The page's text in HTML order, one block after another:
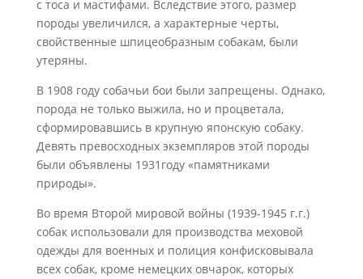
с тоса и мастифами. Вследствие этого, размер
породы увеличился, а характерные черты,
свойственные шпицеобразным собакам, были
утеряны.
В 1908 году собачьи бои были запрещены. Однако,
порода не только выжила, но и процветала,
сформировавшись в крупную японскую собаку.
Девять превосходных экземпляров этой породы
были объявлены 1931году «памятниками
природы».
Во время Второй мировой войны (1939-1945 г.г.)
собак использовали для производства меховой
одежды для военных и полиция конфисковывала
всех собак, кроме немецких овчарок, которых